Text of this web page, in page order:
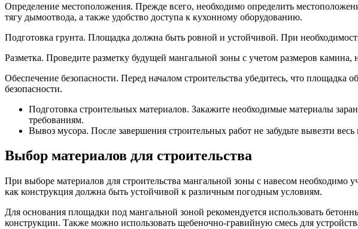
Определение местоположения. Прежде всего, необходимо определить
тягу дымоотвода, а также удобство доступа к кухонному оборудованию.
Подготовка грунта. Площадка должна быть ровной и устойчивой. При
Разметка. Проведите разметку будущей мангальной зоны с учетом размеров
Обеспечение безопасности. Перед началом строительства убедитесь, что
безопасности.
Подготовка строительных материалов. Закажите необходимые материалы
требованиям.
Вывоз мусора. После завершения строительных работ не забудьте вывезти
Выбор материалов для строительства
При выборе материалов для строительства мангальной зоны с навесом
как конструкция должна быть устойчивой к различным погодным условиям.
Для основания площадки под мангальной зоной рекомендуется использовать
конструкции. Также можно использовать щебеночно-гравийную смесь для